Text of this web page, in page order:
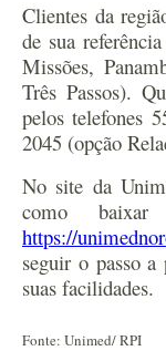
Clientes da
de sua
Missões,
Três Passos).
pelos telefones
2045 (opção
No site da
como
https://
seguir o passo
suas facilidades.
Fonte: Unimed/ RPI